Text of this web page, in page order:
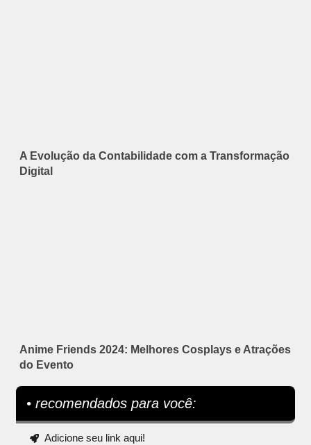
A Evolução da Contabilidade com a Transformação
Digital
Anime Friends 2024: Melhores Cosplays e Atrações
do Evento
• recomendados para você:
Adicione seu link aqui!